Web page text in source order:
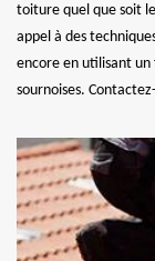
toiture quel que soit
appel à des
encore en utilisant un
sournoises.